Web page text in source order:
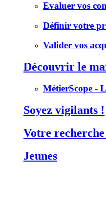
Evaluer vos
Définir votre
Valider vos
Découvrir le
MétierScope -
Soyez vigilants !
Votre
Jeunes